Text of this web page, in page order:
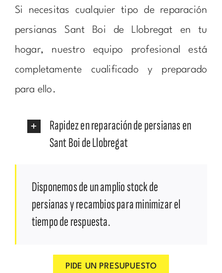
Si necesitas cualquier tipo de reparación
persianas Sant Boi de Llobregat en tu
hogar, nuestro equipo profesional está
completamente cualificado y preparado
para ello.
Rapidez en reparación de persianas en
Sant Boi de Llobregat
Disponemos de un amplio stock de
persianas y recambios para minimizar el
tiempo de respuesta.
PIDE UN PRESUPUESTO